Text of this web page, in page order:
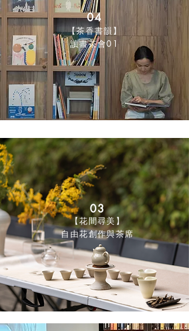
04
【茶香書韻】
讀書茶會01
03
【花間尋美】
自由花創作與茶席